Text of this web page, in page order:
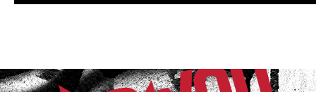
Comprador Verificado